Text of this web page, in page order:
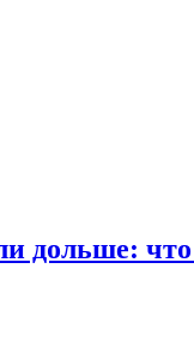
дольше: что